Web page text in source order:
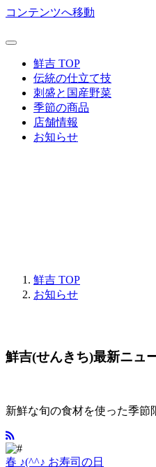
コンテンツへ移動
鮮吉 TOP
伝統の仕立て技
刺盛と国産野菜
季節の商品
店舗情報
お知らせ
鮮吉 TOP
お知らせ
鮮吉(せんきち)最新ニュ
新鮮な旬の食材を使った季
春 ♪(^^♪ お寿司の日